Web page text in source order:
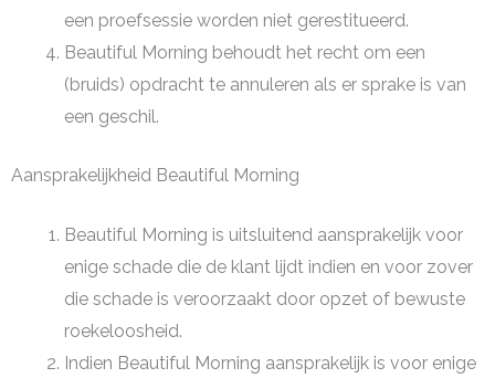
een proefsessie worden niet gerestitueerd.
Beautiful Morning behoudt het recht om een
(bruids) opdracht te annuleren als er sprake is van
een geschil.
Aansprakelijkheid Beautiful Morning
Beautiful Morning is uitsluitend aansprakelijk voor
enige schade die de klant lijdt indien en voor zover
die schade is veroorzaakt door opzet of bewuste
roekeloosheid.
Indien Beautiful Morning aansprakelijk is voor enige